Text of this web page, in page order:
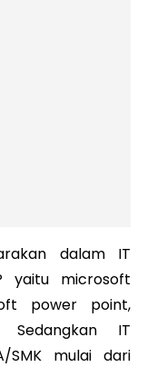
dalam IT
yaitu microsoft
power point,
Sedangkan IT
SMK mulai dari